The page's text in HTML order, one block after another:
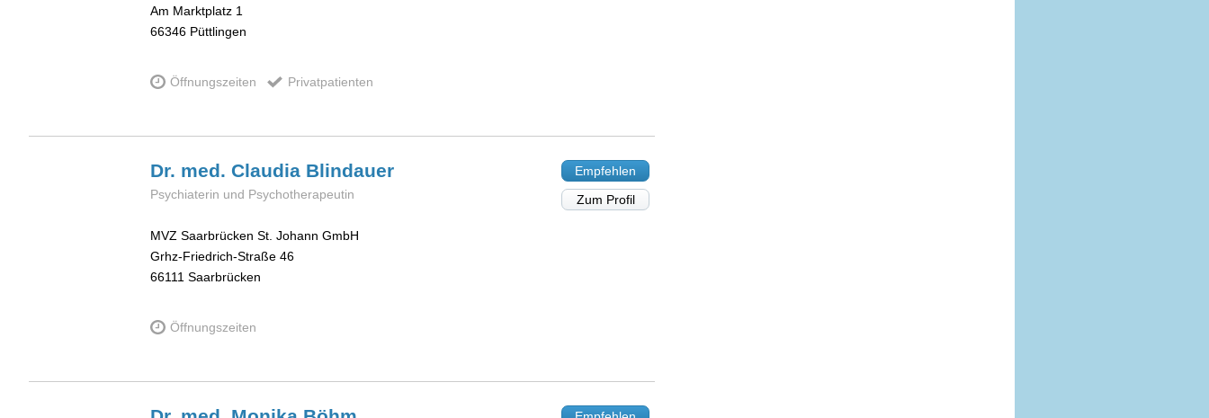
Am Marktplatz 1
66346 Püttlingen
Öffnungszeiten Privatpatienten
Dr. med. Claudia Blindauer
Psychiaterin und Psychotherapeutin
MVZ Saarbrücken St. Johann GmbH
Grhz-Friedrich-Straße 46
66111 Saarbrücken
Öffnungszeiten
Empfehlen
Zum Profil